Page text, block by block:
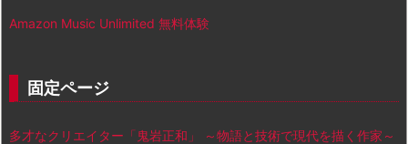
Amazon Music Unlimited 無料体験
固定ページ
多才なクリエイター「鬼岩正和」 ～物語と技術で現代を描く作家～